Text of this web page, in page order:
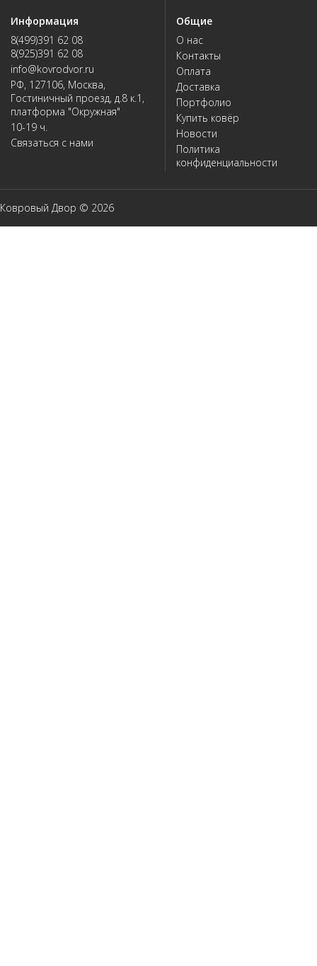
Информация
8(499)391 62 08
8(925)391 62 08
info@kovrodvor.ru
РФ, 127106, Москва,
Гостиничный проезд, д.8 к.1,
платформа "Окружная"
10-19 ч.
Связаться с нами
Общие
О нас
Контакты
Оплата
Доставка
Портфолио
Купить ковёр
Новости
Политика
конфиденциальности
Ковровый Двор © 2026